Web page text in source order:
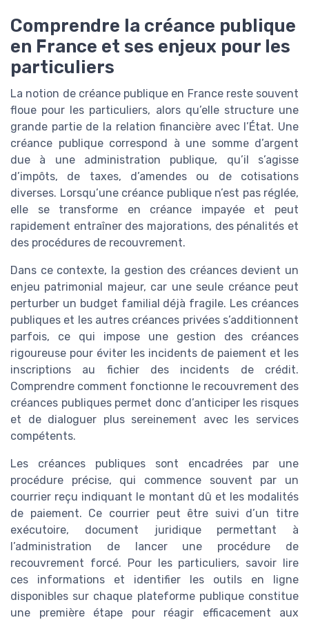
Comprendre la créance publique
en France et ses enjeux pour les
particuliers
La notion de créance publique en France reste souvent
floue pour les particuliers, alors qu’elle structure une
grande partie de la relation financière avec l’État. Une
créance publique correspond à une somme d’argent
due à une administration publique, qu’il s’agisse
d’impôts, de taxes, d’amendes ou de cotisations
diverses. Lorsqu’une créance publique n’est pas réglée,
elle se transforme en créance impayée et peut
rapidement entraîner des majorations, des pénalités et
des procédures de recouvrement.
Dans ce contexte, la gestion des créances devient un
enjeu patrimonial majeur, car une seule créance peut
perturber un budget familial déjà fragile. Les créances
publiques et les autres créances privées s’additionnent
parfois, ce qui impose une gestion des créances
rigoureuse pour éviter les incidents de paiement et les
inscriptions au fichier des incidents de crédit.
Comprendre comment fonctionne le recouvrement des
créances publiques permet donc d’anticiper les risques
et de dialoguer plus sereinement avec les services
compétents.
Les créances publiques sont encadrées par une
procédure précise, qui commence souvent par un
courrier reçu indiquant le montant dû et les modalités
de paiement. Ce courrier peut être suivi d’un titre
exécutoire, document juridique permettant à
l’administration de lancer une procédure de
recouvrement forcé. Pour les particuliers, savoir lire
ces informations et identifier les outils en ligne
disponibles sur chaque plateforme publique constitue
une première étape pour réagir efficacement aux